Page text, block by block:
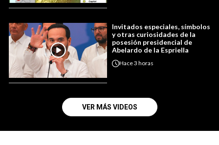
Invitados especiales, símbolos
y otras curiosidades de la
posesión presidencial de
Abelardo de la Espriella
Hace3 horas
VER MÁS VIDEOS